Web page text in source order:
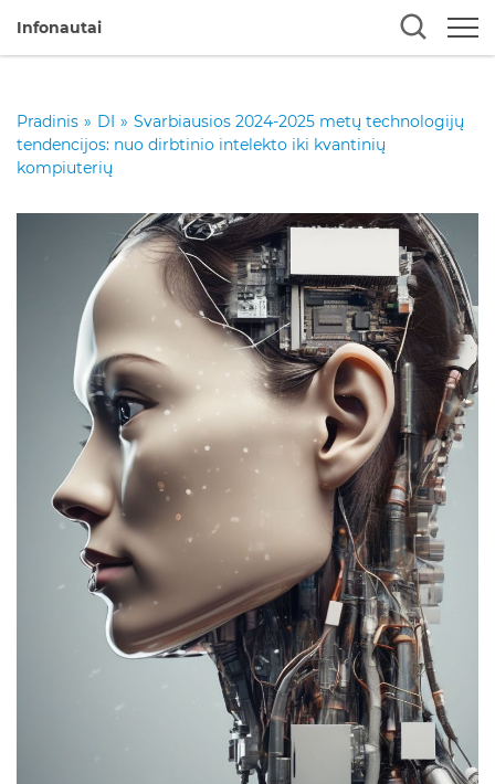
Infonautai
Pradinis » DI » Svarbiausios 2024-2025 metų technologijų
tendencijos: nuo dirbtinio intelekto iki kvantinių
kompiuterių